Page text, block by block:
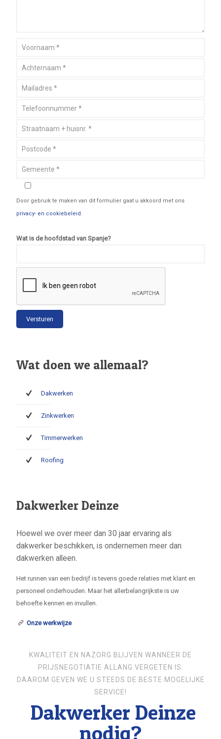
Door gebruik te maken van dit formulier gaat u akkoord met ons
privacy- en cookiebeleid.
Wat is de hoofdstad van Spanje?
Wat doen we allemaal?
Dakwerken
Zinkwerken
Timmerwerken
Roofing
Dakwerker Deinze
Hoewel we over meer dan 30 jaar ervaring als
dakwerker beschikken, is ondernemen meer dan
dakwerken alleen.
Het runnen van een bedrijf is tevens goede relaties met klant en
personeel onderhouden. Maar het allerbelangrijkste is uw
behoefte kennen en invullen.
Onze werkwijze
KWALITEIT EN NAZORG BLIJVEN WANNEER DE
PRIJSNEGOTIATIE ALLANG VERGETEN IS.
DAAROM GEVEN WE U STEEDS DE BESTE MOGELIJKE
SERVICE!
Dakwerker Deinze
nodig?